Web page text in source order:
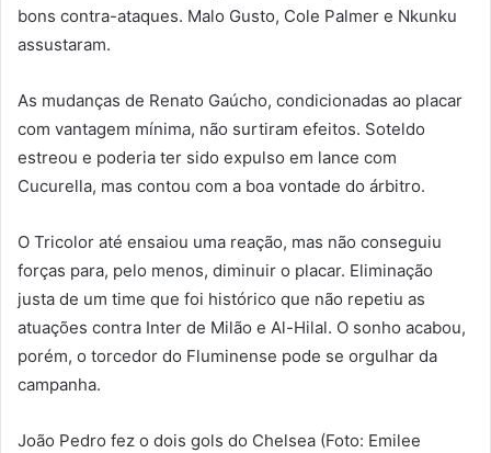
bons contra-ataques. Malo Gusto, Cole Palmer e Nkunku
assustaram.
As mudanças de Renato Gaúcho, condicionadas ao placar
com vantagem mínima, não surtiram efeitos. Soteldo
estreou e poderia ter sido expulso em lance com
Cucurella, mas contou com a boa vontade do árbitro.
O Tricolor até ensaiou uma reação, mas não conseguiu
forças para, pelo menos, diminuir o placar. Eliminação
justa de um time que foi histórico que não repetiu as
atuações contra Inter de Milão e Al-Hilal. O sonho acabou,
porém, o torcedor do Fluminense pode se orgulhar da
campanha.
João Pedro fez o dois gols do Chelsea (Foto: Emilee